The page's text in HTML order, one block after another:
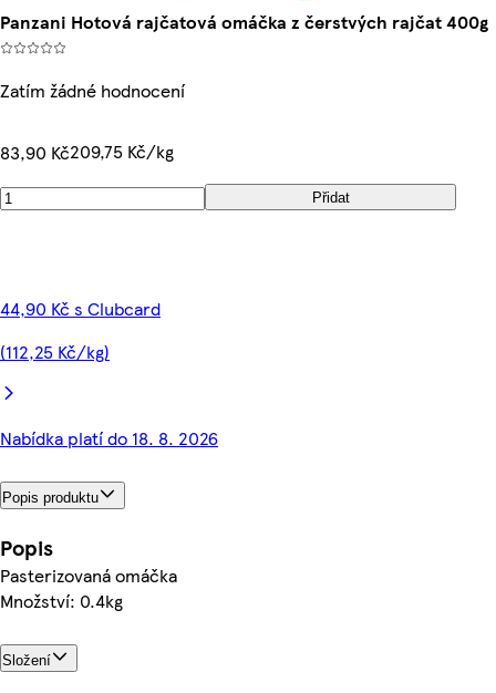
Panzani Hotová rajčatová omáčka z čerstvých rajčat 400g
Zatím žádné hodnocení
83,90 Kč209,75 Kč/kg
Přidat
44,90 Kč s Clubcard
(112,25 Kč/kg)
Nabídka platí do 18. 8. 2026
Popis produktu
Popis
Pasterizovaná omáčka
Množství: 0.4kg
Složení